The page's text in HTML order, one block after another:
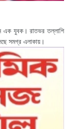
এক যুবক। রাতভর তল্লাশি
সমগ্র এলাকায়।